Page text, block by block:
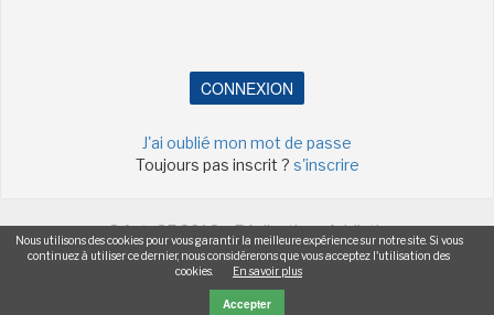
CONNEXION
J'ai oublié mon mot de passe
Toujours pas inscrit ? s'inscrire
©ActuSF 2018 - Réalisation :Addictic
Mentions légales - Cookies - Publicités - Données personnelles
Plan du site
Nous utilisons des cookies pour vous garantir la meilleure expérience sur notre site. Si vous
continuez à utiliser ce dernier, nous considérerons que vous acceptez l'utilisation des
cookies.
En savoir plus
Accepter